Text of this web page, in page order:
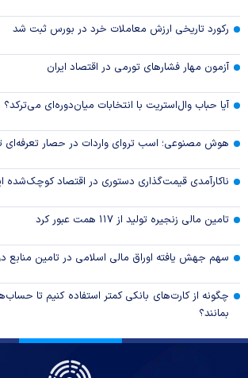
رکورد تاریخی ارزش معاملات خرد در بورس ثبت شد
آزمون مهار فشار‌های تورمی در اقتصاد ایران
آیا حباب وال‌استریت با انتخابات میان‌دوره‌ای می‌ترکد؟
هوش مصنوعی؛ اسب تروای واردات در حصار تعرفه‌ای
ناکارآمدی قیمت‌گذاری دستوری در اقتصاد کوچک‌شده
تامین مالی زنجیره تولید از ۱۱۷ همت عبور کرد
سهم جهش یافته اوراق مالی اسلامی در تامین منابع
چگونه از کارت‌های بانکی کمتر استفاده کنیم تا
بمانند؟